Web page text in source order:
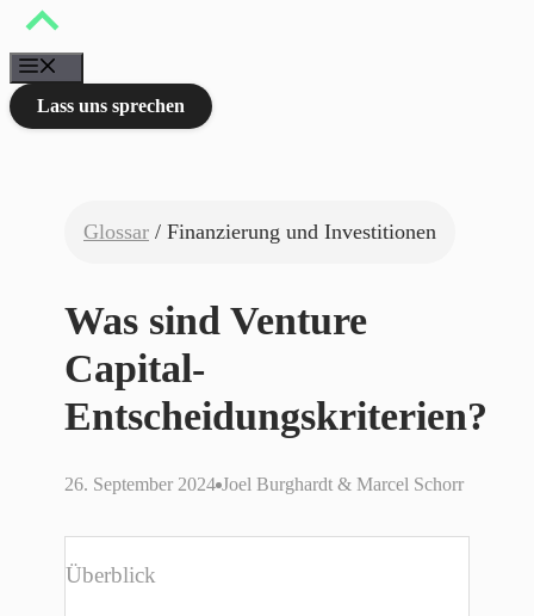
Zum
springen
Lass uns sprechen
Glossar / Finanzierung und Investitionen
Was sind Venture
Capital-
Entscheidungskriterien?
26. September 2024 Joel Burghardt & Marcel Schorr
Überblick